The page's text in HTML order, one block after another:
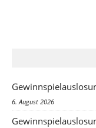
6. August 2026